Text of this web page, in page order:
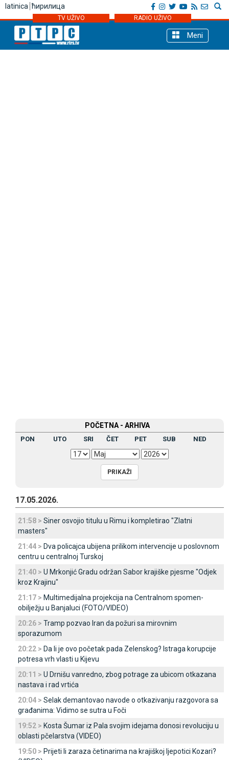
latinica ћирилица
TV UŽIVO RADIO UŽIVO
Meni
POČETNA - ARHIVA
PON UTO SRI ČET PET SUB NED
17.05.2026.
21:58 > Siner osvojio titulu u Rimu i kompletirao "Zlatni
masters"
21:44 > Dva policajca ubijena prilikom intervencije u poslovnom
centru u centralnoj Turskoj
21:40 > U Mrkonjić Gradu održan Sabor krajiške pjesme "Odjek
kroz Krajinu"
21:17 > Multimedijalna projekcija na Centralnom spomen-
obilježju u Banjaluci (FOTO/VIDEO)
20:26 > Tramp pozvao Iran da požuri sa mirovnim
sporazumom
20:22 > Da li je ovo početak pada Zelenskog? Istraga korupcije
potresa vrh vlasti u Kijevu
20:11 > U Drnišu vanredno, zbog potrage za ubicom otkazana
nastava i rad vrtića
20:04 > Selak demantovao navode o otkazivanju razgovora sa
građanima: Vidimo se sutra u Foči
19:52 > Kosta Šumar iz Pala svojim idejama donosi revoluciju u
oblasti pčelarstva (VIDEO)
19:50 > Prijeti li zaraza četinarima na krajiškoj ljepotici Kozari?